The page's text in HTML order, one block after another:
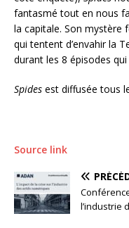
fantasmé tout en nous
la capitale. Son mystère
qui tentent d’envahir la
durant les 8 épisodes
Spides est diffusée tous
Source link
l’industrie